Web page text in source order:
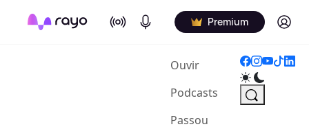
On Air Podcasts Premium Log in
Ouvir(current)
Podcasts
Passou